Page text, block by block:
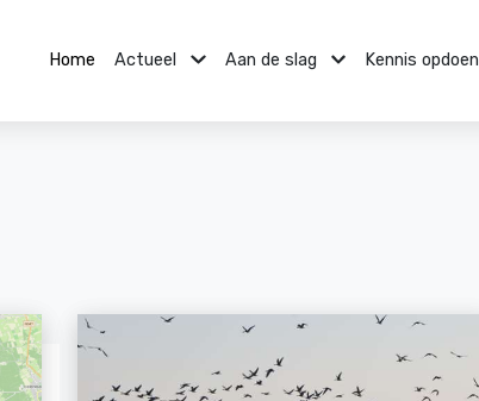
Home Actueel Aan de slag Kennis opdoen